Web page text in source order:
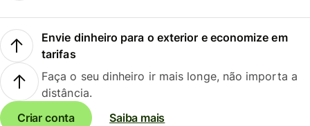
Envie dinheiro para o exterior e economize em
tarifas
Faça o seu dinheiro ir mais longe, não importa a
distância.
Criar conta
Saiba mais